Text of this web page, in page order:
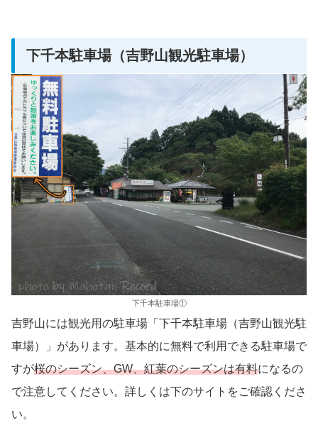
下千本駐車場（吉野山観光駐車場）
下千本駐車場①
吉野山には観光用の駐車場「下千本駐車場（吉野山観光駐
車場）」があります。基本的に無料で利用できる駐車場で
すが桜のシーズン、GW、紅葉のシーズンは有料になるの
で注意してください。詳しくは下のサイトをご確認くださ
い。